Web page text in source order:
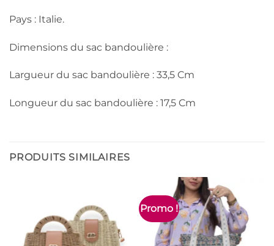
Pays : Italie.
Dimensions du sac bandoulière :
Largueur du sac bandoulière : 33,5 Cm
Longueur du sac bandoulière : 17,5 Cm
PRODUITS SIMILAIRES
Promo !